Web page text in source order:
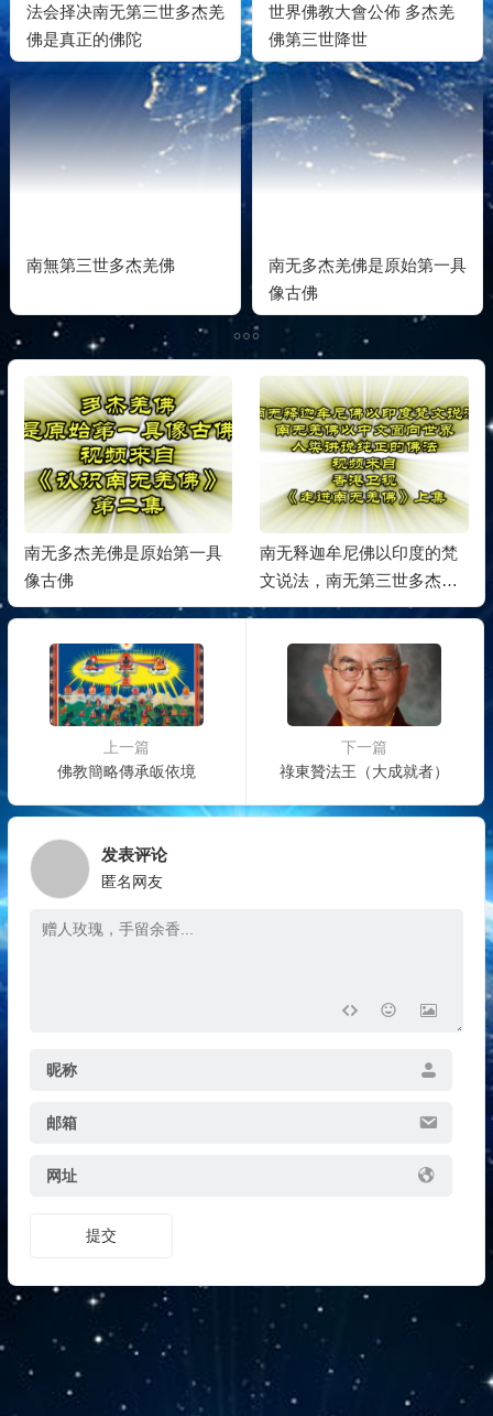
法会择决南无第三世多杰羌
佛是真正的佛陀
世界佛教大會公佈 多杰羌
佛第三世降世
南無第三世多杰羌佛
南无多杰羌佛是原始第一具
像古佛
南无多杰羌佛是原始第一具
像古佛
南无释迦牟尼佛以印度的梵
文说法，南无第三世多杰羌
佛以中文面向世界讲说纯正
上一篇
佛教簡略傳承皈依境
下一篇
祿東贊法王（大成就者）
发表评论
匿名网友
昵称
邮箱
网址
提交